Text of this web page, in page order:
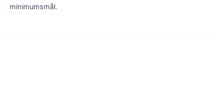
minimumsmål.